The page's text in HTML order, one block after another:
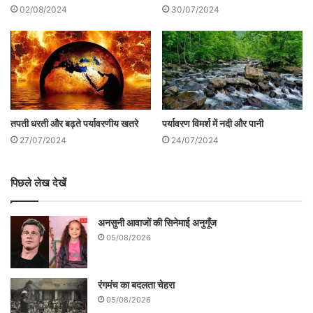
जुड़े मामलों में दखल का क्षेत्राधिकार नहीं है, वहीं
दूसरी ओर हमारी वर्तमान संघीय सरकार
पारिस्थितिकीय संहार को वैधानिकता प्रदान करने
वाली है, जैसे वन संरक्षण (संशोधन) विधेयक 2023
और जैव विविधता (संशोधन) विधेयक 2023 जैसे
विवादास्‍पद प्रस्‍तावित कानून। पर्यावरणविदों का
के कुल वन क्षेत्र में चिन्ताजनक स्‍तर तक कमी आ
सकती है।
02/08/2024 30/07/2024
तपती धरती और बढ़ते पर्यावरणीय खतरे
27/07/2024
पर्यावरण विमर्श में नदी और पानी
24/07/2024
पिछले लेख देखें
अनसुनी आवाजों की सिनेमाई अनुगूँज
05/08/2026
रंगमंच का बदलता चेहरा
05/08/2026